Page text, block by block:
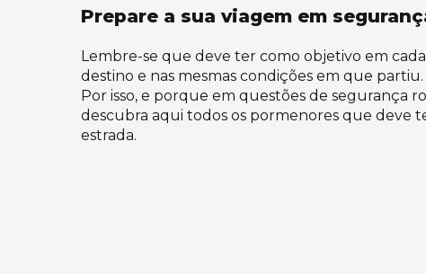
Prepare a sua viagem em
Lembre-se que deve ter como objetivo em
destino e nas mesmas condições em que partiu.
Por isso, e porque em questões de segurança
descubra aqui todos os pormenores que deve
estrada.